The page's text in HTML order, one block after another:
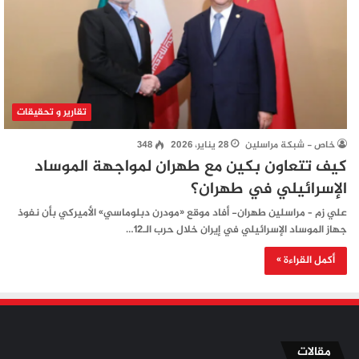
تقارير و تحقيقات
خاص - شبكة مراسلين 28 يناير، 2026 348
کیف تتعاون بكين مع طهران لمواجهة الموساد
الإسرائيلي في طهران؟
علي زم – مراسلين طهران- أفاد موقع «مودرن دبلوماسي» الأميركي بأن نفوذ
جهاز الموساد الإسرائيلي في إيران خلال حرب الـ12…
أكمل القراءة »
مقالات